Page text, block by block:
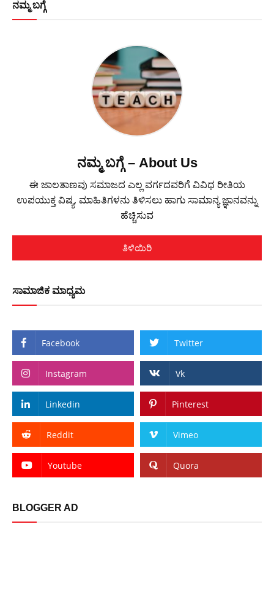
ನಮ್ಮ ಬಗ್ಗೆ
ನಮ್ಮ ಬಗ್ಗೆ – About Us
ಈ ಜಾಲತಾಣವು ಸಮಾಜದ ಎಲ್ಲ ವರ್ಗದವರಿಗೆ ವಿವಿಧ ರೀತಿಯ
ಉಪಯುಕ್ತ ವಿಷ್ಯ, ಮಾಹಿತಿಗಳನು ತಿಳಿಸಲು ಹಾಗು ಸಾಮಾನ್ಯ ಜ್ಞಾನವನ್ನು
ಹೆಚ್ಚಿಸುವ
ತಿಳಿಯಿರಿ
ಸಾಮಾಜಿಕ ಮಾಧ್ಯಮ
Facebook Twitter
Instagram Vk
Linkedin Pinterest
Reddit Vimeo
Youtube Quora
BLOGGER AD